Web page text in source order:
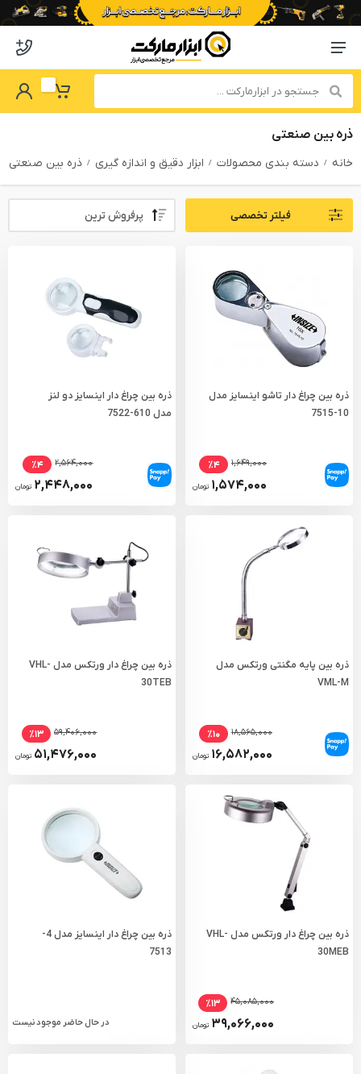
Menu Navigation
My Basket
Password
ذره بین صنعتی
خانه دسته بندی محصولات ابزار دقیق و اندازه گیری ذره بین صنعتی
PRODUCTS FILTERفیلتر تخصصی
ذره بین چراغ دار تاشو اینسایز مدل
10-7515
۱,۶۴۹,۰۰۰ ٪۴
۱,۵۷۴,۰۰۰ تومان
ذره بین چراغ دار اینسایز دو لنز
مدل 610-7522
۲,۵۶۴,۰۰۰ ٪۴
۲,۴۴۸,۰۰۰ تومان
ذره بین پایه مگنتی ورتکس مدل
VML-M
۱۸,۵۶۵,۰۰۰ ٪۱۰
۱۶,۵۸۲,۰۰۰ تومان
ذره بین چراغ دار ورتکس مدل VHL-
30TEB
۵۹,۴۰۶,۰۰۰ ٪۱۳
۵۱,۴۷۶,۰۰۰ تومان
ذره بین چراغ دار ورتکس مدل VHL-
30MEB
۴۵,۰۸۵,۰۰۰ ٪۱۳
۳۹,۰۶۶,۰۰۰ تومان
ذره بین چراغ دار اینسایز مدل 4-
7513
در حال حاضر موجود نیست